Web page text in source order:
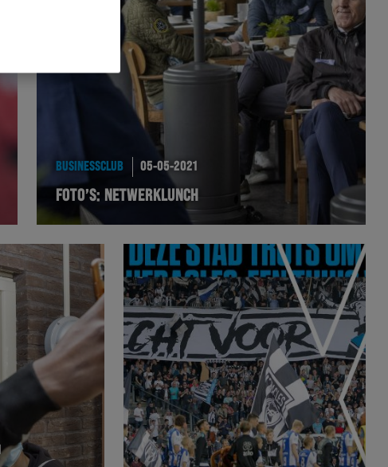
BUSINESSCLUB 05-05-2021
FOTO’S: NETWERKLUNCH